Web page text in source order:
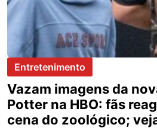
Entretenimento
Vazam imagens da
Potter na HBO: fãs
cena do zoológico;